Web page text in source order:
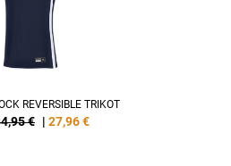
REVERSIBLE TRIKOT
€ | 27,96€